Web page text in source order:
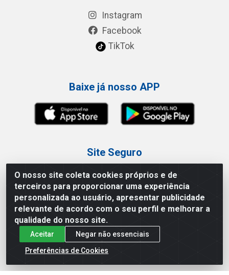
O nosso site coleta cookies próprios e de
terceiros para proporcionar uma experiência
personalizada ao usuário, apresentar publicidade
relevante de acordo com o seu perfil e melhorar a
qualidade do nosso site.
Aceitar
Negar não essenciais
Preferências de Cookies
Instagram
Facebook
TikTok
Baixe já nosso APP
Site Seguro
Loja / Showroom
Tel.: (11) 3227-0546
Av Vautier, 587/597 - Pari - São Paulo/SP